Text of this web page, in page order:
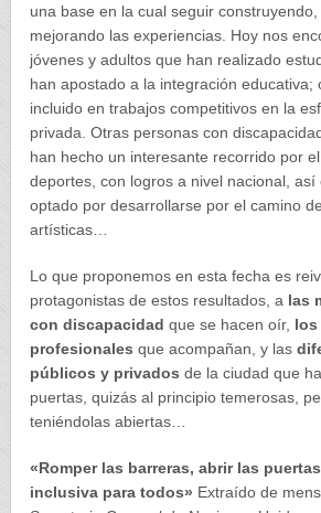
una base en la cual seguir
mejorando las experiencias. Hoy nos
jóvenes y adultos que han realizado
han apostado a la integración educativa;
incluido en trabajos competitivos en la
privada. Otras personas con
han hecho un interesante recorrido por
deportes, con logros a nivel nacional,
optado por desarrollarse por el camino
artísticas…
Lo que proponemos en esta fecha es
protagonistas de estos resultados, a las
con discapacidad que se hacen oír, los
profesionales que acompañan, y las
públicos y privados de la ciudad que
puertas, quizás al principio temerosas,
teniéndolas abiertas…
«Romper las barreras, abrir las
inclusiva para todos» Extraído de